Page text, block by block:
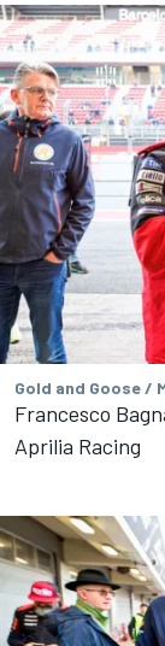
Gold and Goose /
Francesco
Aprilia Racing